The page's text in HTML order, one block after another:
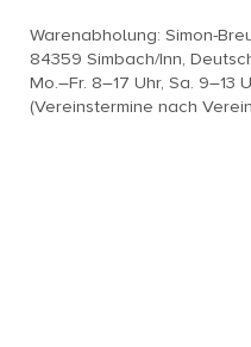
Warenabholung: Simon-
84359 Simbach/Inn,
Mo.–Fr. 8–17 Uhr, Sa. 9–13
(Vereinstermine nach